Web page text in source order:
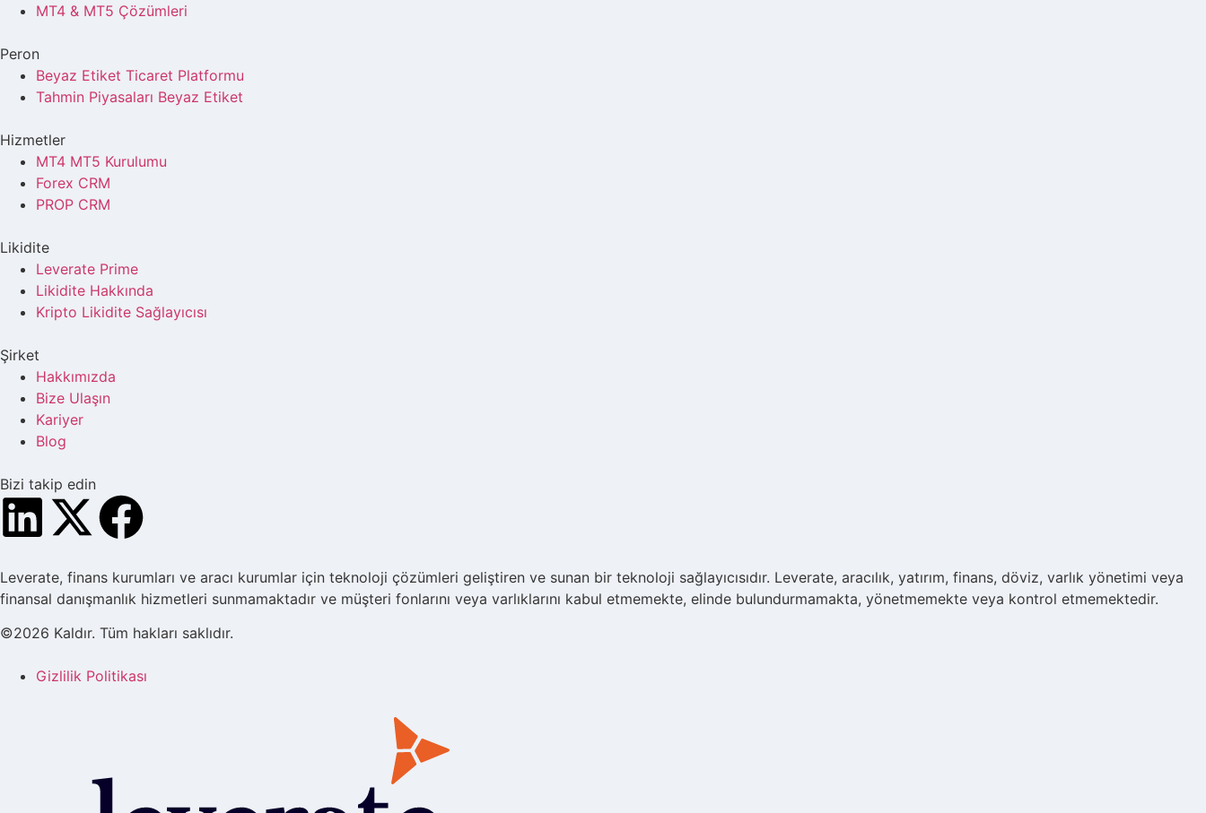
MT4 & MT5 Çözümleri
Peron
Beyaz Etiket Ticaret Platformu
Tahmin Piyasaları Beyaz Etiket
Hizmetler
MT4 MT5 Kurulumu
Forex CRM
PROP CRM
Likidite
Leverate Prime
Likidite Hakkında
Kripto Likidite Sağlayıcısı
Şirket
Hakkımızda
Bize Ulaşın
Kariyer
Blog
Bizi takip edin
Leverate, finans kurumları ve aracı kurumlar için teknoloji çözümleri geliştiren ve sunan bir teknoloji sağlayıcısıdır. Leverate, aracılık, yatırım, finans, döviz, varlık yönetimi veya
finansal danışmanlık hizmetleri sunmamaktadır ve müşteri fonlarını veya varlıklarını kabul etmemekte, elinde bulundurmamakta, yönetmemekte veya kontrol etmemektedir.
©2026 Kaldır. Tüm hakları saklıdır.
Gizlilik Politikası